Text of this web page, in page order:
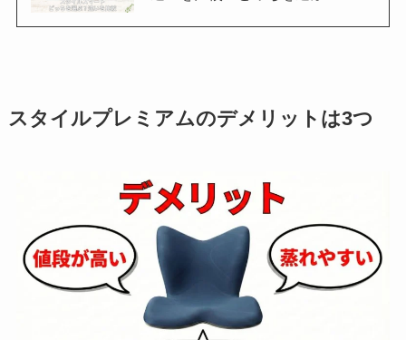
スタイルプレミアムのデメリットは3つ